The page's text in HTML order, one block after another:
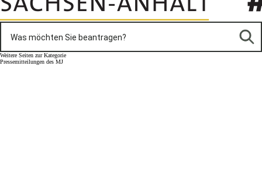
Weitere Seiten zur Kategorie
Pressemitteilungen des MJ